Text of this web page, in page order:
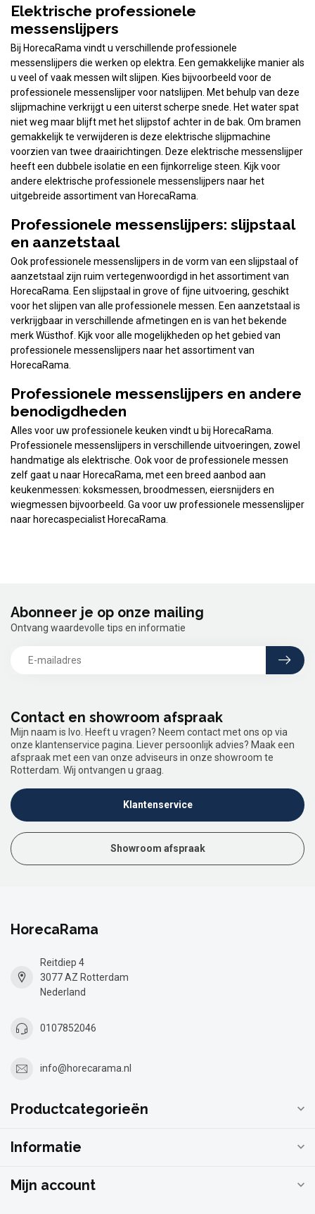
Elektrische professionele
messenslijpers
Bij HorecaRama vindt u verschillende professionele
messenslijpers die werken op elektra. Een gemakkelijke manier als
u veel of vaak messen wilt slijpen. Kies bijvoorbeeld voor de
professionele messenslijper voor natslijpen. Met behulp van deze
slijpmachine verkrijgt u een uiterst scherpe snede. Het water spat
niet weg maar blijft met het slijpstof achter in de bak. Om bramen
gemakkelijk te verwijderen is deze elektrische slijpmachine
voorzien van twee draairichtingen. Deze elektrische messenslijper
heeft een dubbele isolatie en een fijnkorrelige steen. Kijk voor
andere elektrische professionele messenslijpers naar het
uitgebreide assortiment van HorecaRama.
Professionele messenslijpers: slijpstaal
en aanzetstaal
Ook professionele messenslijpers in de vorm van een slijpstaal of
aanzetstaal zijn ruim vertegenwoordigd in het assortiment van
HorecaRama. Een slijpstaal in grove of fijne uitvoering, geschikt
voor het slijpen van alle professionele messen. Een aanzetstaal is
verkrijgbaar in verschillende afmetingen en is van het bekende
merk Wüsthof. Kijk voor alle mogelijkheden op het gebied van
professionele messenslijpers naar het assortiment van
HorecaRama.
Professionele messenslijpers en andere
benodigdheden
Alles voor uw professionele keuken vindt u bij HorecaRama.
Professionele messenslijpers in verschillende uitvoeringen, zowel
handmatige als elektrische. Ook voor de professionele messen
zelf gaat u naar HorecaRama, met een breed aanbod aan
keukenmessen: koksmessen, broodmessen, eiersnijders en
wiegmessen bijvoorbeeld. Ga voor uw professionele messenslijper
naar horecaspecialist HorecaRama.
Contact en showroom afspraak
Mijn naam is Ivo. Heeft u vragen? Neem contact met ons op via
onze klantenservice pagina. Liever persoonlijk advies? Maak een
afspraak met een van onze adviseurs in onze showroom te
Rotterdam. Wij ontvangen u graag.
Klantenservice
Showroom afspraak
Abonneer je op onze mailing
Ontvang waardevolle tips en informatie
HorecaRama
Reitdiep 4
3077 AZ Rotterdam
Nederland
0107852046
info@horecarama.nl
Productcategorieën
Informatie
Mijn account